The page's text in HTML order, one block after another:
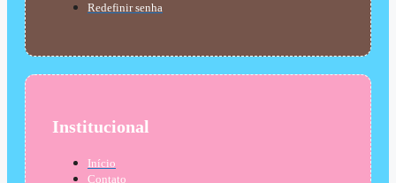
Redefinir senha
Institucional
Início
Contato